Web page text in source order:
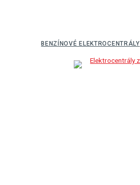
BENZÍNOVÉ ELEKTROCENTRÁLY